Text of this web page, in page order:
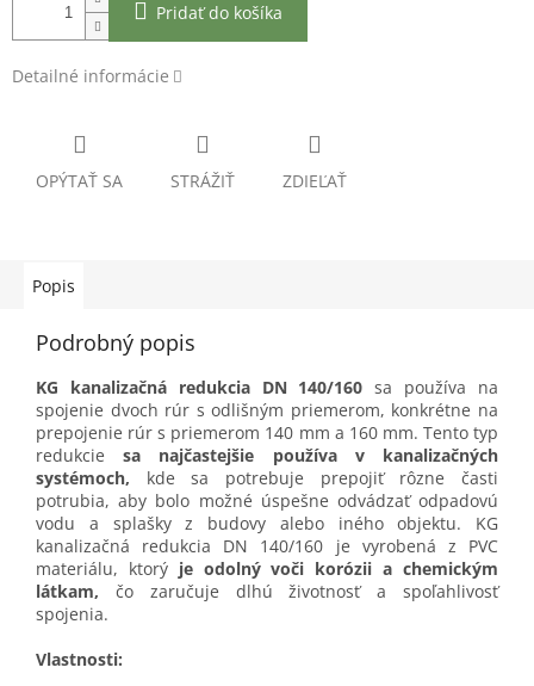
Pridať do košíka
Detailné informácie
OPÝTAŤ SA STRÁŽIŤ ZDIEĽAŤ
Popis
Podrobný popis
KG kanalizačná redukcia DN 140/160 sa používa na
spojenie dvoch rúr s odlišným priemerom, konkrétne na
prepojenie rúr s priemerom 140 mm a 160 mm. Tento typ
redukcie sa najčastejšie používa v kanalizačných
systémoch, kde sa potrebuje prepojiť rôzne časti
potrubia, aby bolo možné úspešne odvádzať odpadovú
vodu a splašky z budovy alebo iného objektu. KG
kanalizačná redukcia DN 140/160 je vyrobená z PVC
materiálu, ktorýje odolný voči korózii a chemickým
látkam, čo zaručuje dlhú životnosť a spoľahlivosť
spojenia.
Vlastnosti: